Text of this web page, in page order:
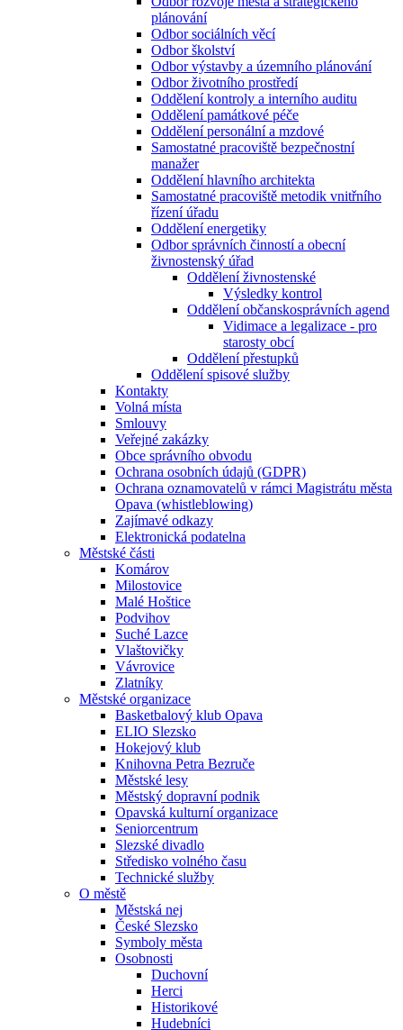
plánování
Odbor sociálních věcí
Odbor školství
Odbor výstavby a územního plánování
Odbor životního prostředí
Oddělení kontroly a interního auditu
Oddělení památkové péče
Oddělení personální a mzdové
Samostatné pracoviště bezpečnostní
manažer
Oddělení hlavního architekta
Samostatné pracoviště metodik vnitřního
řízení úřadu
Oddělení energetiky
Odbor správních činností a obecní
živnostenský úřad
Oddělení živnostenské
Výsledky kontrol
Oddělení občanskosprávních agend
Vidimace a legalizace - pro
starosty obcí
Oddělení přestupků
Oddělení spisové služby
Kontakty
Volná místa
Smlouvy
Veřejné zakázky
Obce správního obvodu
Ochrana osobních údajů (GDPR)
Ochrana oznamovatelů v rámci Magistrátu města
Opava (whistleblowing)
Zajímavé odkazy
Elektronická podatelna
Městské části
Komárov
Milostovice
Malé Hoštice
Podvihov
Suché Lazce
Vlaštovičky
Vávrovice
Zlatníky
Městské organizace
Basketbalový klub Opava
ELIO Slezsko
Hokejový klub
Knihovna Petra Bezruče
Městské lesy
Městský dopravní podnik
Opavská kulturní organizace
Seniorcentrum
Slezské divadlo
Středisko volného času
Technické služby
O městě
Městská nej
České Slezsko
Symboly města
Osobnosti
Duchovní
Herci
Historikové
Hudebníci